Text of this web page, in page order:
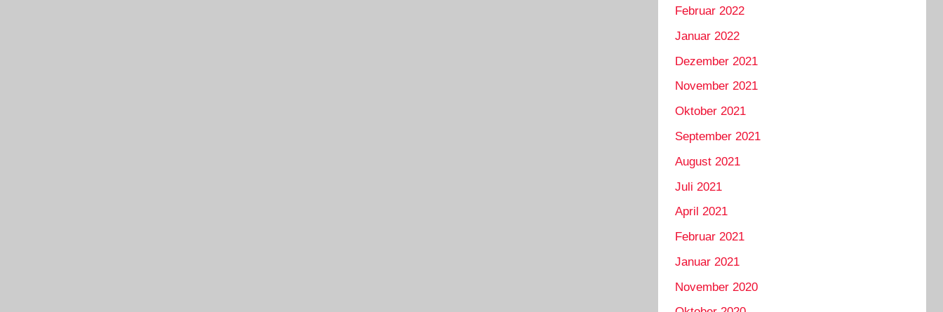
Februar 2022
Januar 2022
Dezember 2021
November 2021
Oktober 2021
September 2021
August 2021
Juli 2021
April 2021
Februar 2021
Januar 2021
November 2020